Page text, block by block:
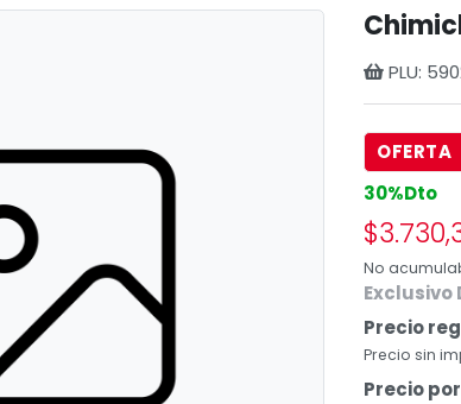
PLU:
OFERTA
30%Dto
No
Exclusivo
Precio
Precio sin
Precio por